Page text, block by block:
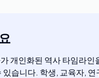
개인화된 역사 타임라
습니다. 학생, 교육자,